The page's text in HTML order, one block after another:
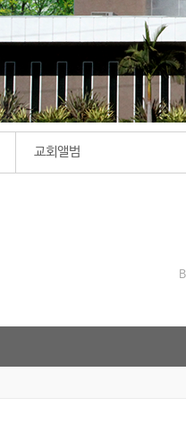
담임목사 소개
연 혁
교회안내
오시는길
교회앨범